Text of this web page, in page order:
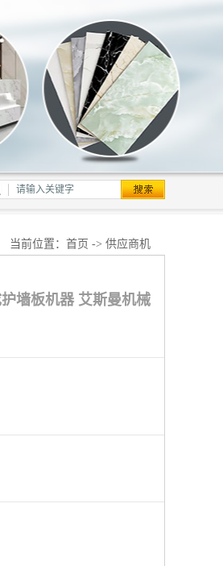
当前位置： 首页 -> 供应商机
墙板机器 艾斯曼机械